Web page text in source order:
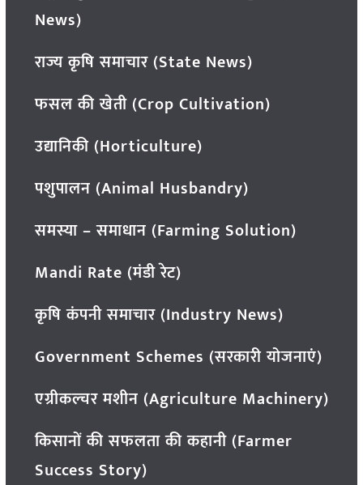
News)
राज्य कृषि समाचार (State News)
फसल की खेती (Crop Cultivation)
उद्यानिकी (Horticulture)
पशुपालन (Animal Husbandry)
समस्या – समाधान (Farming Solution)
Mandi Rate (मंडी रेट)
कृषि कंपनी समाचार (Industry News)
Government Schemes (सरकारी योजनाएं)
एग्रीकल्चर मशीन (Agriculture Machinery)
किसानों की सफलता की कहानी (Farmer
Success Story)